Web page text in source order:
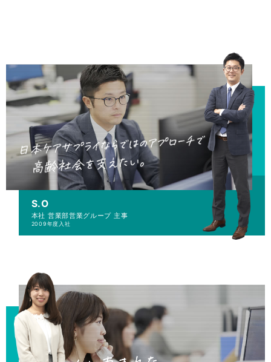
CONTACT
ENTRY
S.O
本社 営業部営業グループ 主事
2009年度入社